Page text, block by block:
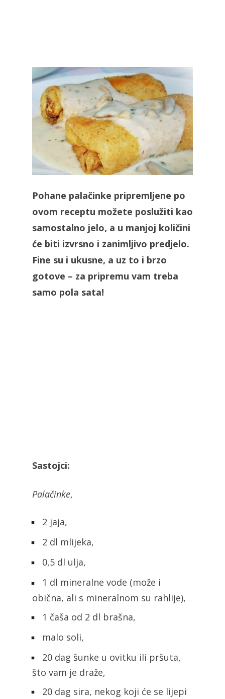
Pohane palačinke pripremljene po
ovom receptu možete poslužiti kao
samostalno jelo, a u manjoj količini
će biti izvrsno i zanimljivo predjelo.
Fine su i ukusne, a uz to i brzo
gotove – za pripremu vam treba
samo pola sata!
Sastojci:
Palačinke,
2 jaja,
2 dl mlijeka,
0,5 dl ulja,
1 dl mineralne vode (može i
obična, ali s mineralnom su rahlije),
1 čaša od 2 dl brašna,
malo soli,
20 dag šunke u ovitku ili pršuta,
što vam je draže,
20 dag sira, nekog koji će se lijepi